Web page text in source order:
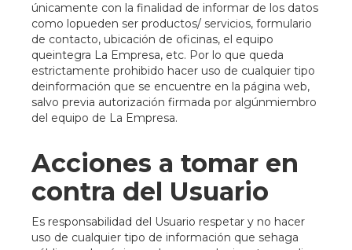
únicamente con la finalidad de informar de los datos
como lopueden ser productos/ servicios, formulario
de contacto, ubicación de oficinas, el equipo
queintegra La Empresa, etc. Por lo que queda
estrictamente prohibido hacer uso de cualquier tipo
deinformación que se encuentre en la página web,
salvo previa autorización firmada por algúnmiembro
del equipo de La Empresa.
Acciones a tomar en
contra del Usuario
Es responsabilidad del Usuario respetar y no hacer
uso de cualquier tipo de información que sehaga